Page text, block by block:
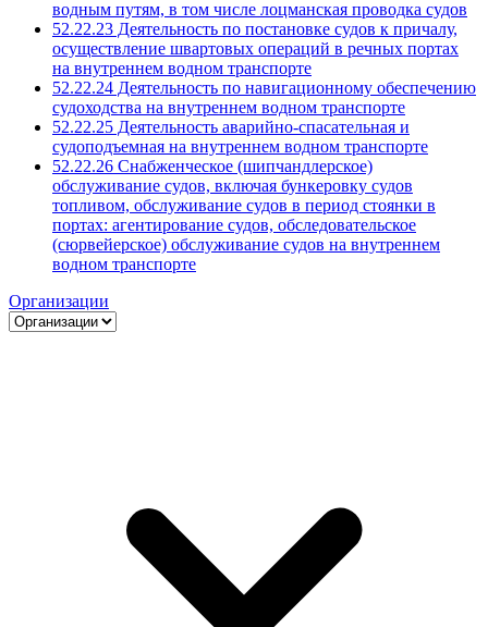
водным путям, в том числе лоцманская проводка судов
52.22.23 Деятельность по постановке судов к причалу,
осуществление швартовых операций в речных портах
на внутреннем водном транспорте
52.22.24 Деятельность по навигационному обеспечению
судоходства на внутреннем водном транспорте
52.22.25 Деятельность аварийно-спасательная и
судоподъемная на внутреннем водном транспорте
52.22.26 Снабженческое (шипчандлерское)
обслуживание судов, включая бункеровку судов
топливом, обслуживание судов в период стоянки в
портах: агентирование судов, обследовательское
(сюрвейерское) обслуживание судов на внутреннем
водном транспорте
Организации